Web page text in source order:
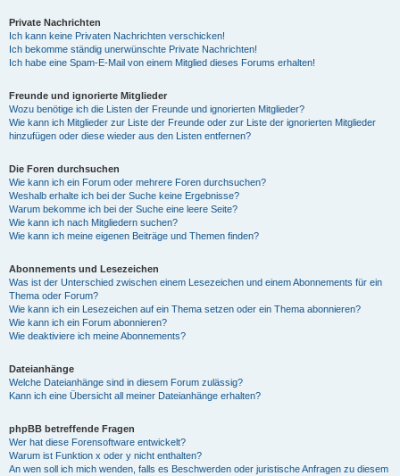
Private Nachrichten
Ich kann keine Privaten Nachrichten verschicken!
Ich bekomme ständig unerwünschte Private Nachrichten!
Ich habe eine Spam-E-Mail von einem Mitglied dieses Forums erhalten!
Freunde und ignorierte Mitglieder
Wozu benötige ich die Listen der Freunde und ignorierten Mitglieder?
Wie kann ich Mitglieder zur Liste der Freunde oder zur Liste der ignorierten Mitglieder
hinzufügen oder diese wieder aus den Listen entfernen?
Die Foren durchsuchen
Wie kann ich ein Forum oder mehrere Foren durchsuchen?
Weshalb erhalte ich bei der Suche keine Ergebnisse?
Warum bekomme ich bei der Suche eine leere Seite?
Wie kann ich nach Mitgliedern suchen?
Wie kann ich meine eigenen Beiträge und Themen finden?
Abonnements und Lesezeichen
Was ist der Unterschied zwischen einem Lesezeichen und einem Abonnements für ein
Thema oder Forum?
Wie kann ich ein Lesezeichen auf ein Thema setzen oder ein Thema abonnieren?
Wie kann ich ein Forum abonnieren?
Wie deaktiviere ich meine Abonnements?
Dateianhänge
Welche Dateianhänge sind in diesem Forum zulässig?
Kann ich eine Übersicht all meiner Dateianhänge erhalten?
phpBB betreffende Fragen
Wer hat diese Forensoftware entwickelt?
Warum ist Funktion x oder y nicht enthalten?
An wen soll ich mich wenden, falls es Beschwerden oder juristische Anfragen zu diesem